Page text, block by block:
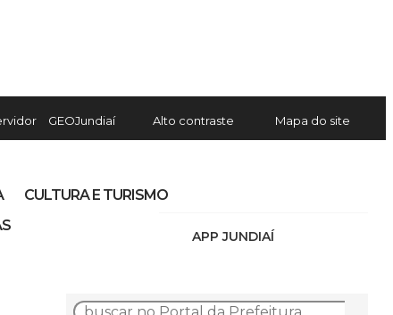
GEOJundiaí Alto contraste Mapa do site
APP JUNDIAÍ
CULTURA E TURISMO